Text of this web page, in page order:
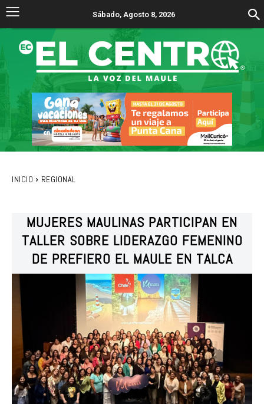
Sábado, Agosto 8, 2026
INICIO REGIONAL
MUJERES MAULINAS PARTICIPAN EN
TALLER SOBRE LIDERAZGO FEMENINO
DE PREFIERO EL MAULE EN TALCA